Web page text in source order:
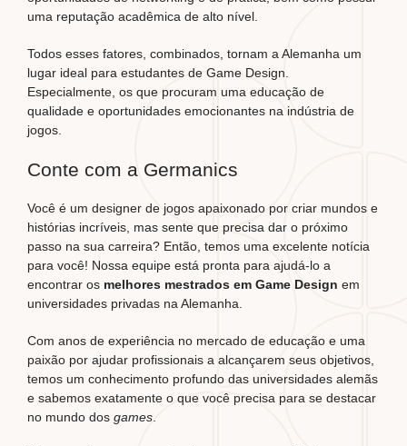
uma reputação acadêmica de alto nível.
Todos esses fatores, combinados, tornam a Alemanha um
lugar ideal para estudantes de Game Design.
Especialmente, os que procuram uma educação de
qualidade e oportunidades emocionantes na indústria de
jogos.
Conte com a Germanics
Você é um designer de jogos apaixonado por criar mundos e
histórias incríveis, mas sente que precisa dar o próximo
passo na sua carreira? Então, temos uma excelente notícia
para você! Nossa equipe está pronta para ajudá-lo a
encontrar os melhores mestrados em Game Design em
universidades privadas na Alemanha.
Com anos de experiência no mercado de educação e uma
paixão por ajudar profissionais a alcançarem seus objetivos,
temos um conhecimento profundo das universidades alemãs
e sabemos exatamente o que você precisa para se destacar
no mundo dos games